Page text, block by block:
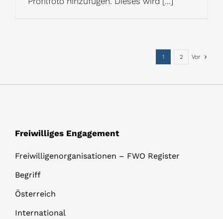
1 2 Vor
Freiwilliges Engagement
Freiwilligenorganisationen – FWO Register
Begriff
Österreich
International